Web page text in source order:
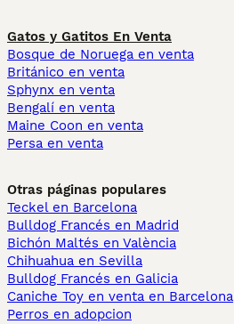
Gatos y Gatitos En Venta
Bosque de Noruega en venta
Británico en venta
Sphynx en venta
Bengalí en venta
Maine Coon en venta
Persa en venta
Otras páginas populares
Teckel en Barcelona
Bulldog Francés en Madrid
Bichón Maltés en València
Chihuahua en Sevilla
Bulldog Francés en Galicia
Caniche Toy en venta en Barcelona
Perros en adopcion